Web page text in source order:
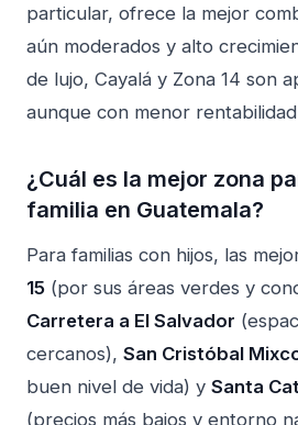
particular, ofrece la mejor
aún moderados y alto
de lujo, Cayalá y Zona 14 son
aunque con menor
¿Cuál es la mejor zona
familia en Guatemala?
Para familias con hijos, las
15 (por sus áreas verdes y
Carretera a El Salvador
cercanos), San Cristóbal
buen nivel de vida) y Santa
(precios más bajos y entorno